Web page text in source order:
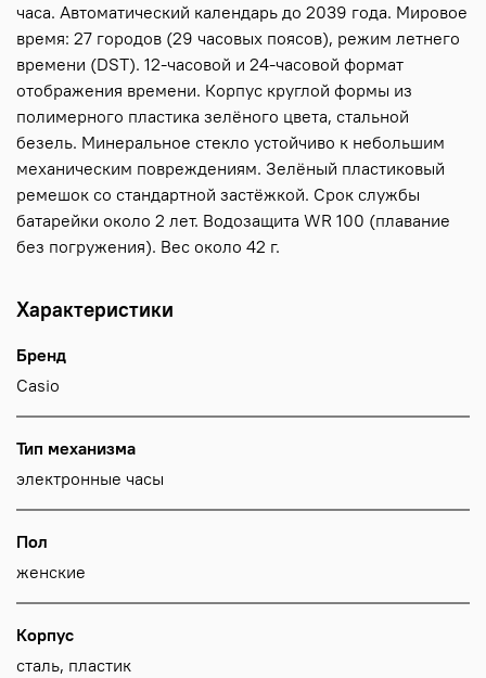
часа. Автоматический календарь до 2039 года. Мировое
время: 27 городов (29 часовых поясов), режим летнего
времени (DST). 12-часовой и 24-часовой формат
отображения времени. Корпус круглой формы из
полимерного пластика зелёного цвета, стальной
безель. Минеральное стекло устойчиво к небольшим
механическим повреждениям. Зелёный пластиковый
ремешок со стандартной застёжкой. Срок службы
батарейки около 2 лет. Водозащита WR 100 (плавание
без погружения). Вес около 42 г.
Характеристики
Бренд
Casio
Тип механизма
электронные часы
Пол
женские
Корпус
сталь, пластик